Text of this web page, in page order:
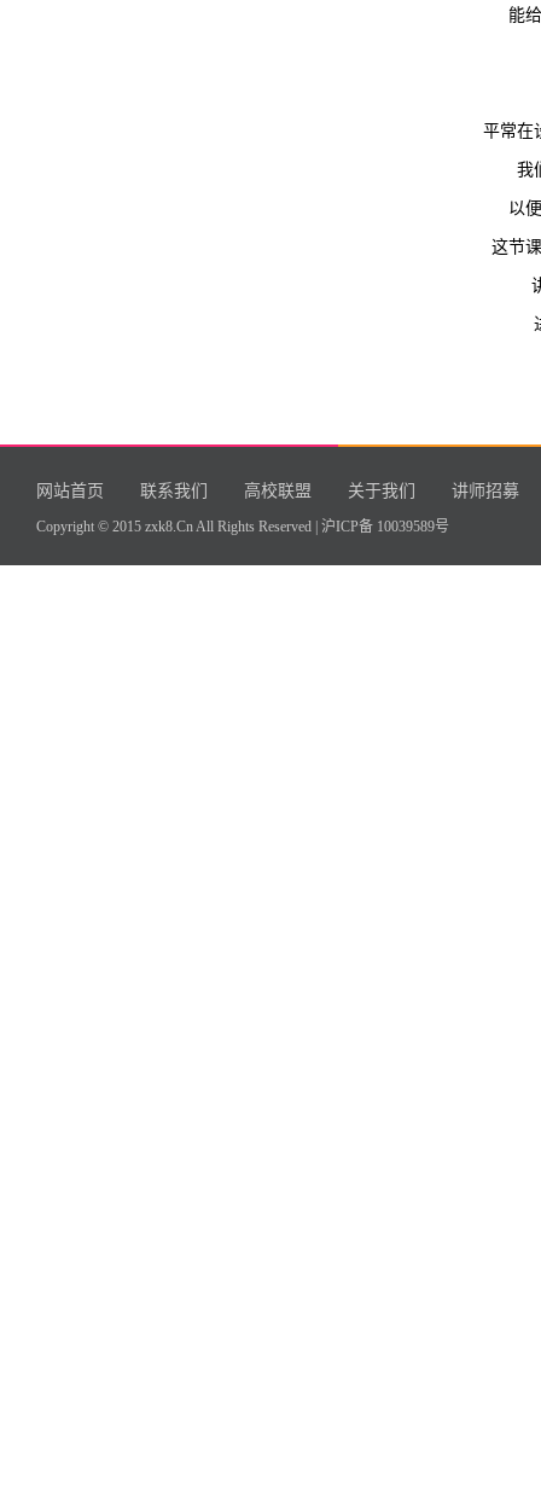
能
平常在
我
以
这节
网站首页 联系我们 高校联盟 关于我们 讲师招募
Copyright © 2015 zxk8.Cn All Rights Reserved | 沪ICP备 10039589号